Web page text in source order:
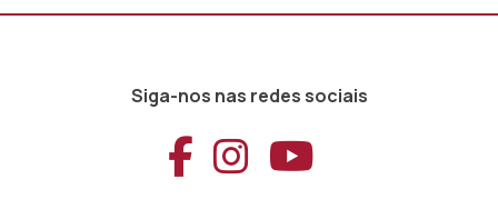
Siga-nos nas redes sociais
Aceder ao
Aceder ao
Aceder